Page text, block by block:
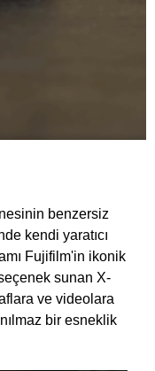
benzersiz
kendi yaratıcı
Fujifilm'in ikonik
sunan X-
ve videolara
bir esneklik